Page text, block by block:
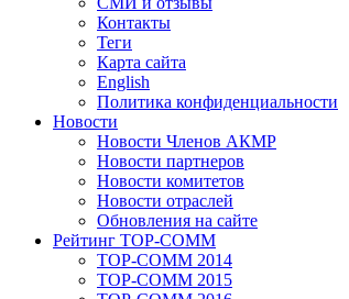
Контакты
Теги
Карта сайта
English
Политика конфиденциальности
Новости
Новости Членов АКМР
Новости партнеров
Новости комитетов
Новости отраслей
Обновления на сайте
Рейтинг TOP-COMM
TOP-COMM 2014
TOP-COMM 2015